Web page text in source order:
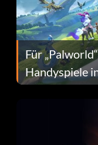
Für
Handyspiele
dafür.